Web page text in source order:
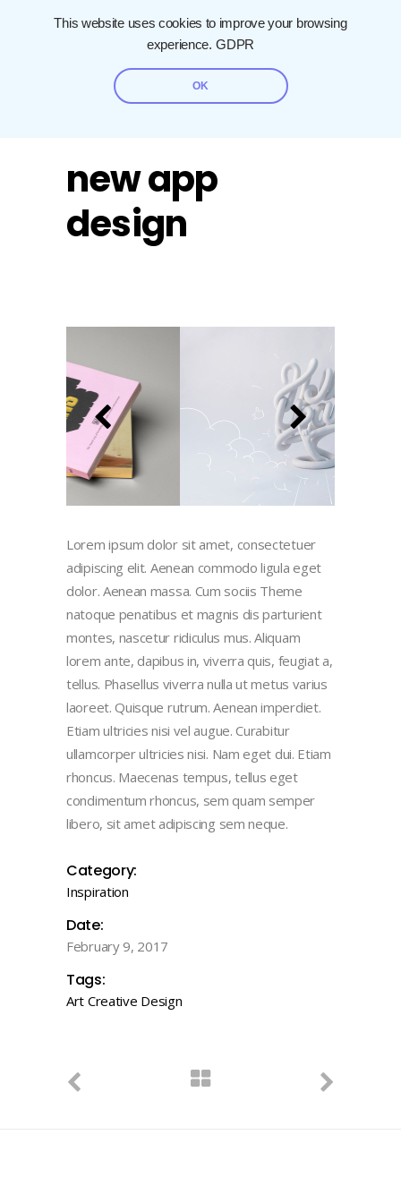
This website uses cookies to improve your browsing
experience. GDPR
OK
new app
design
Lorem ipsum dolor sit amet, consectetuer
adipiscing elit. Aenean commodo ligula eget
dolor. Aenean massa. Cum sociis Theme
natoque penatibus et magnis dis parturient
montes, nascetur ridiculus mus. Aliquam
lorem ante, dapibus in, viverra quis, feugiat a,
tellus. Phasellus viverra nulla ut metus varius
laoreet. Quisque rutrum. Aenean imperdiet.
Etiam ultricies nisi vel augue. Curabitur
ullamcorper ultricies nisi. Nam eget dui. Etiam
rhoncus. Maecenas tempus, tellus eget
condimentum rhoncus, sem quam semper
libero, sit amet adipiscing sem neque.
Category:
Inspiration
Date:
February 9, 2017
Tags:
Art Creative Design